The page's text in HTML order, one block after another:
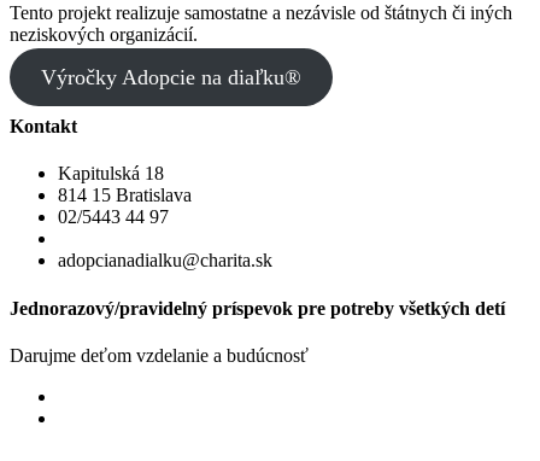
Tento projekt realizuje samostatne a nezávisle od štátnych či iných
neziskových organizácií.
Výročky Adopcie na diaľku®
Kontakt
Kapitulská 18
814 15 Bratislava
02/5443 44 97
adopcianadialku@charita.sk
Jednorazový/pravidelný príspevok pre potreby všetkých detí
Darujme deťom vzdelanie a budúcnosť